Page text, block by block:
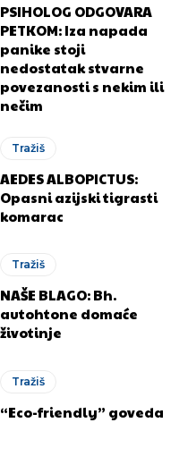
PSIHOLOG ODGOVARA
PETKOM: Iza napada
panike stoji
nedostatak stvarne
povezanosti s nekim ili
nečim
Tražiš
AEDES ALBOPICTUS:
Opasni azijski tigrasti
komarac
Tražiš
NAŠE BLAGO: Bh.
autohtone domaće
životinje
Tražiš
“Eco-friendly” goveda